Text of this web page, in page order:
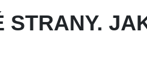
STRANY.